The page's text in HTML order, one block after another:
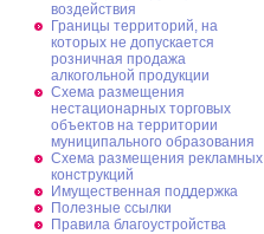
воздействия
Границы территорий, на
которых не допускается
розничная продажа
алкогольной продукции
Схема размещения
нестационарных торговых
объектов на территории
муниципального образования
Схема размещения рекламных
конструкций
Имущественная поддержка
Полезные ссылки
Правила благоустройства